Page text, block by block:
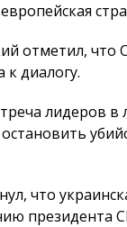
отметил, что
к диалогу.
лидеров в
что
президента